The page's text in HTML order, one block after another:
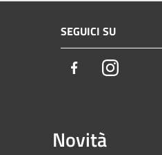
SEGUICI SU
FacebookInstagram
Novità